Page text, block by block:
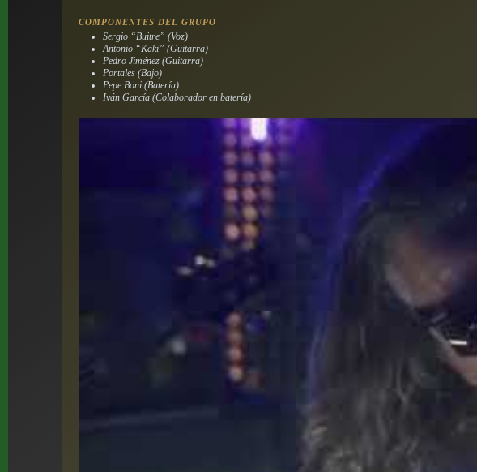
COMPONENTES DEL GRUPO
Sergio “Buitre” (Voz)
Antonio “Kaki” (Guitarra)
Pedro Jiménez (Guitarra)
Portales (Bajo)
Pepe Boni (Batería)
Iván García (Colaborador en batería)